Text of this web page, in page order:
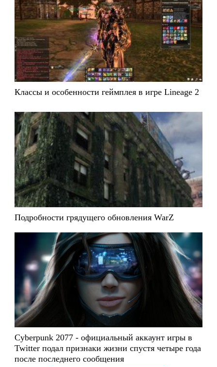
Классы и особенности геймплея в игре Lineage 2
Подробности грядущего обновления WarZ
Cyberpunk 2077 - официальный аккаунт игры в
Twitter подал признаки жизни спустя четыре года
после последнего сообщения